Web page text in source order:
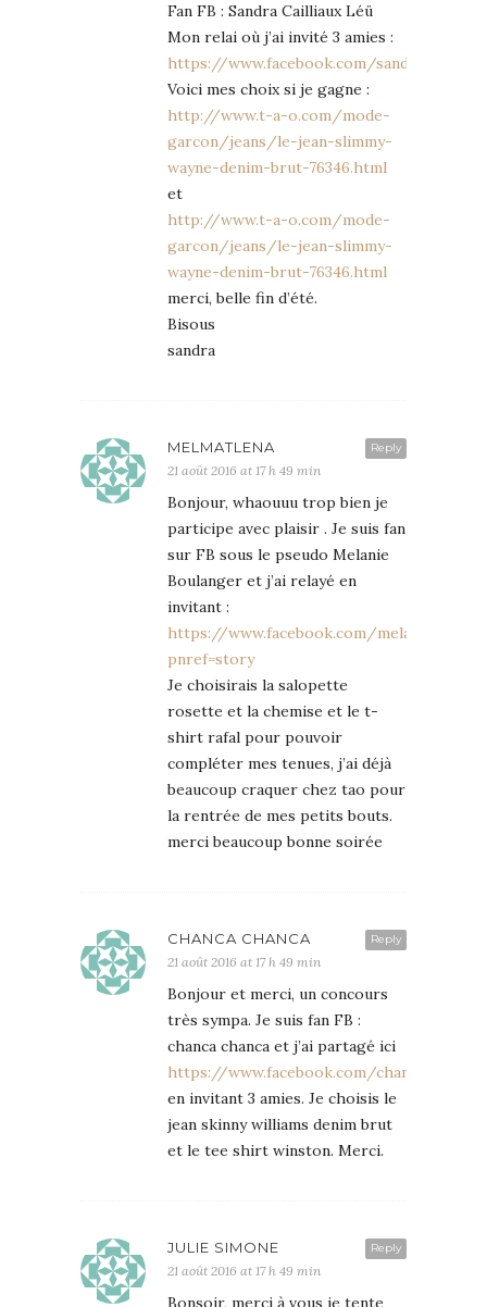
Fan FB : Sandra Cailliaux Léü
Mon relai où j’ai invité 3 amies :
https://www.facebook.com/sandra.leu.7/
Voici mes choix si je gagne :
http://www.t-a-o.com/mode-
garcon/jeans/le-jean-slimmy-
wayne-denim-brut-76346.html
et
http://www.t-a-o.com/mode-
garcon/jeans/le-jean-slimmy-
wayne-denim-brut-76346.html
merci, belle fin d’été.
Bisous
sandra
Reply
MELMATLENA
21 août 2016 at 17 h 49 min
Bonjour, whaouuu trop bien je
participe avec plaisir . Je suis fan
sur FB sous le pseudo Melanie
Boulanger et j’ai relayé en
invitant :
https://www.facebook.com/
pnref=story
Je choisirais la salopette
rosette et la chemise et le t-
shirt rafal pour pouvoir
compléter mes tenues, j’ai déjà
beaucoup craquer chez tao pour
la rentrée de mes petits bouts.
merci beaucoup bonne soirée
Reply
CHANCA CHANCA
21 août 2016 at 17 h 49 min
Bonjour et merci, un concours
très sympa. Je suis fan FB :
chanca chanca et j’ai partagé ici
https://www.facebook.com/chancabeaute/
en invitant 3 amies. Je choisis le
jean skinny williams denim brut
et le tee shirt winston. Merci.
Reply
JULIE SIMONE
21 août 2016 at 17 h 49 min
Bonsoir, merci à vous je tente